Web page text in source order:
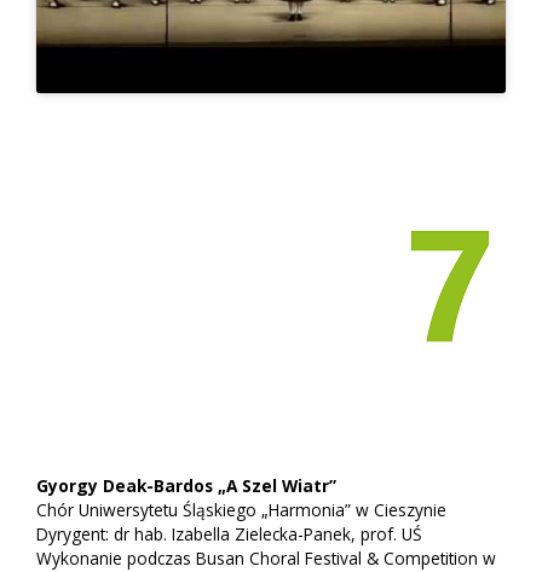
Gyorgy Deak-Bardos „A Szel Wiatr”
Chór Uniwersytetu Śląskiego „Harmonia” w Cieszynie
Dyrygent: dr hab. Izabella Zielecka-Panek, prof. UŚ
Wykonanie podczas Busan Choral Festival & Competition w